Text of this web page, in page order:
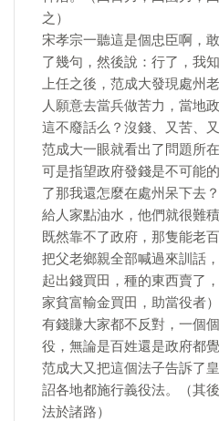
之）
宋孝宗一聽這是個忠臣啊，
了幾句，然後說：行了，我
上任之後，范成大發現處州
人願意去當兵做苦力，當地政
這不廢話么？沒錢、又苦、
范成大一眼就看出了問題所
可是指望政府發錢是不可能
了那我還怎麼在處州呆下去
給人家點油水，他們就很難積
既然靠不了政府，那隻能老
把父老鄉親全部喊過來訓話
起出錢買田，種的東西賣了
家貧富輸金買田，助當役者）
有錢賺大家都不反對，一個
役，無論是百姓還是政府都覺
范成大又把這個法子告訴了
詔各地都施行義役法。（其
法於諸路）